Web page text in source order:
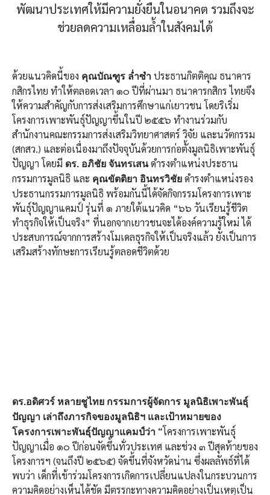
พัฒนาประเทศให้มีความยั่งยืนในอนาคต รวมถึงจะ
ช่วยลดความเหลื่อมล้ำในสังคมได้
ด้วยแนวคิดนี้ของ คุณบัณฑูร ล่ำซำ ประธานกิตติคุณ ธนาคาร
กสิกรไทย ทำให้ตลอดเวลา ๑๐ ปีที่ผ่านมา ธนาคารกสิกร ไทยจึง
ให้ความสำคัญกับการส่งเสริมการศึกษาแก่เยาวชน โดยริเริ่ม
โครงการเพาะพันธุ์ปัญญาขึ้นในปี ๒๕๕๖ ทำงานร่วมกับ
สำนักงานคณะกรรมการส่งเสริมวิทยาศาสตร์ วิจัย และนวัตกรรม
(สกสว.) และต่อเนื่องมาถึงปัจจุบันด้วยการก่อตั้งมูลนิธิเพาะพันธุ์
ปัญญา โดยมี ดร. อภิชัย จันทรเสนดำรงตำแหน่งประธาน
กรรมการมูลนิธิ และ คุณขัตติยา อินทรวิชัย ดำรงตำแหน่งรอง
ประธานกรรมการมูลนิธิ พร้อมกันนี้ได้จัดกิจกรรมโครงการเพาะ
พันธุ์ปัญญาแคมป์ รุ่นที่ ๑ ภายใต้แนวคิด “๖๖ วันเรียนรู้ชีวิต
ทำธุรกิจให้เป็นจริง” ที่นอกจากเยาวชนจะได้องค์ความรู้ใหม่ ได้
ประสบการณ์จากการสร้างโมเดลธุรกิจให้เป็นจริงแล้ว ยังเป็นการ
เสริมสร้างทักษะการเรียนรู้ตลอดชีวิตด้วย
ดร.อดิศวร์ หลายชูไทย กรรมการผู้จัดการ มูลนิธิเพาะพันธุ์
ปัญญา เล่าถึงภารกิจของมูลนิธิฯ และเป้าหมายของ
โครงการเพาะพันธุ์​ปัญญาแคมป์ว่า “โครงการเพาะพันธุ์
ปัญญาเมื่อ ๑๐ ปีก่อนจัดขึ้นทั่วประเทศ และช่วง ๓ ปีสุดท้ายของ
โครงการฯ (จนถึงปี ๒๕๖๕) จัดขึ้นที่จังหวัดน่าน ซึ่งผลลัพธ์ที่ได้
พบว่า เด็กที่เข้าร่วมโครงการเกิดการเปลี่ยนแปลงในกระบวนการ
ความคิดอย่างเห็นได้ชัด มีตรรกะทางความคิดอย่างเป็นเหตุเป็น